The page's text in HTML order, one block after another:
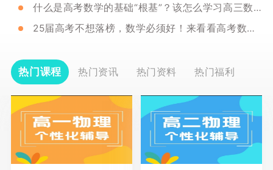
什么是高考数学的基础“根基”？该怎么学习高三数学？
25届高考不想落榜，数学必须好！来看看高考数学怎么补
热门课程 热门资讯 热门资料 热门福利